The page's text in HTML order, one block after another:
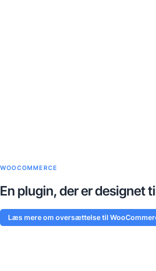
WOOCOMMERCE
En plugin, der er designet
Læs mere om oversættelse til